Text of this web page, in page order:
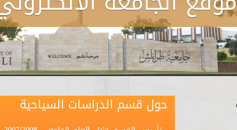
حول قسم الدراسات السياحية